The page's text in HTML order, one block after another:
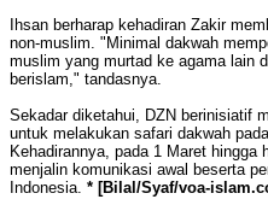
Ihsan berharap kehadiran Zakir
non-muslim. "Minimal dakwah
muslim yang murtad ke agama lain
berislam," tandasnya.
Sekadar diketahui, DZN berinisiatif
untuk melakukan safari dakwah
Kehadirannya, pada 1 Maret
menjalin komunikasi awal beserta
Indonesia. * [Bilal/Syaf/voa-